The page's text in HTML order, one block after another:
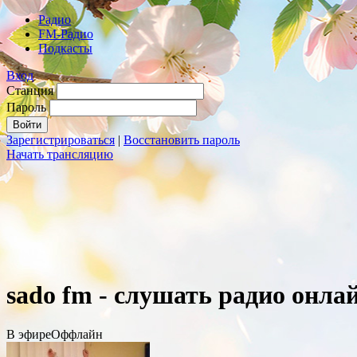
Радио
FM-Радио
Подкасты
Вход
Станция
Пароль
Зарегистрироваться | Восстановить пароль
Начать трансляцию
sado fm - слушать радио
В эфиреОффлайн